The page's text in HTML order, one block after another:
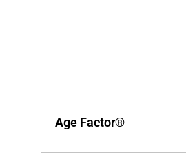
Age Factor®